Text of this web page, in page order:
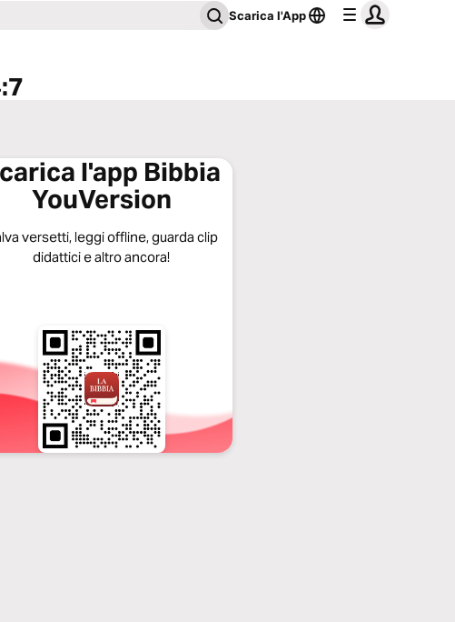
Scarica l'App
l'app Bibbia
YouVersion
versetti, leggi offline, guarda clip
didattici e altro ancora!